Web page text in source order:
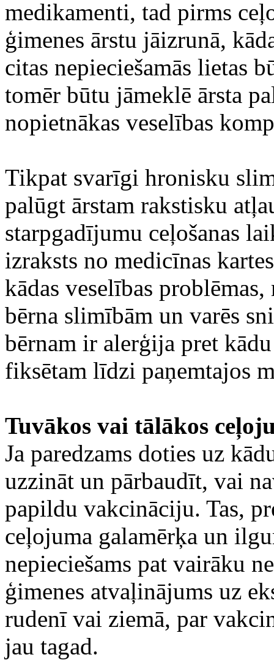
medikamenti, tad pirms
ģimenes ārstu jāizrunā,
citas nepieciešamās lietas
tomēr būtu jāmeklē ārsta
nopietnākas veselības
Tikpat svarīgi hronisku
palūgt ārstam rakstisku
starpgadījumu ceļošanas
izraksts no medicīnas
kādas veselības
bērna slimībām un varēs
bērnam ir alerģija pret
fiksētam līdzi paņemtajos
Tuvākos vai tālākos
Ja paredzams doties uz
uzzināt un pārbaudīt, vai
papildu vakcināciju. Tas,
ceļojuma galamērķa un
nepieciešams pat vairāku
ģimenes atvaļinājums uz
rudenī vai ziemā, par
jau tagad.